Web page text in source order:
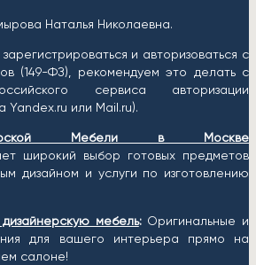
Наталья Николаевна.
и авторизоваться с
(149-ФЗ), рекомендуем это делать с
сервиса авторизации
Yandex.ru или Mail.ru).
Мебели в Москве
широкий выбор готовых предметов
дизайном и услуги по изготовлению
дизайнерскую мебель:Оригинальные и
для вашего интерьера прямо на
салоне!